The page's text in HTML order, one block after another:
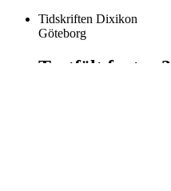
Tidskriften Dixikon
Göteborg
Textfält footer 3